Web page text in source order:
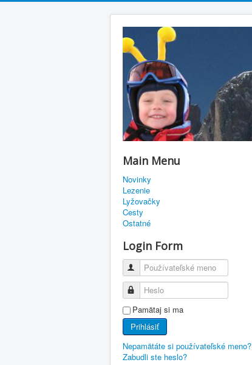
Main Menu
Novinky
Lezenie
Lyžovačky
Cesty
Ostatné
Login Form
Používateľské meno
Heslo
Pamätaj si ma
Prihlásiť
Nepamätáte si používateľské meno?
Zabudli ste heslo?